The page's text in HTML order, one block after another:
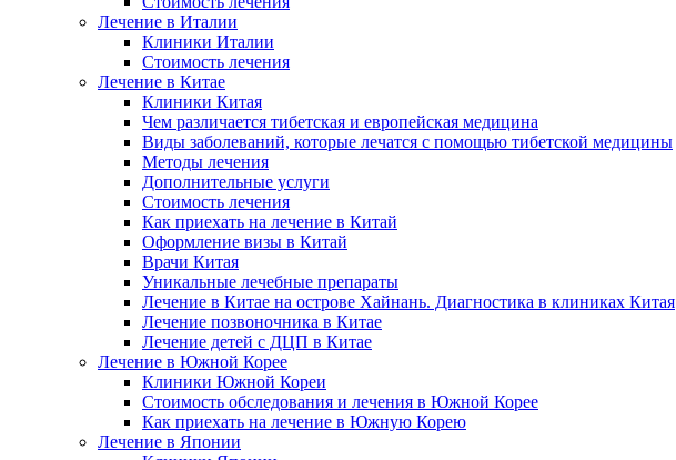
Лечение в Италии
Клиники Италии
Стоимость лечения
Лечение в Китае
Клиники Китая
Чем различается тибетская и европейская медицина
Виды заболеваний, которые лечатся с помощью тибетской медицины
Методы лечения
Дополнительные услуги
Стоимость лечения
Как приехать на лечение в Китай
Оформление визы в Китай
Врачи Китая
Уникальные лечебные препараты
Лечение в Китае на острове Хайнань. Диагностика в клиниках Китая
Лечение позвоночника в Китае
Лечение детей с ДЦП в Китае
Лечение в Южной Корее
Клиники Южной Кореи
Стоимость обследования и лечения в Южной Корее
Как приехать на лечение в Южную Корею
Лечение в Японии